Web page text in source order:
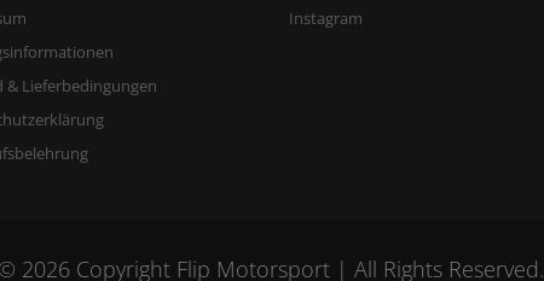
& Lieferbedingungen
Instagram
© 2026 Copyright Flip Motorsport | All Rights Reserved.